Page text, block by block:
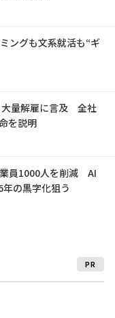
ングも文系就活も“ギ
大量解雇に言及 全社
を説明
業員1000人を削減 AI
年の黒字化狙う
PR